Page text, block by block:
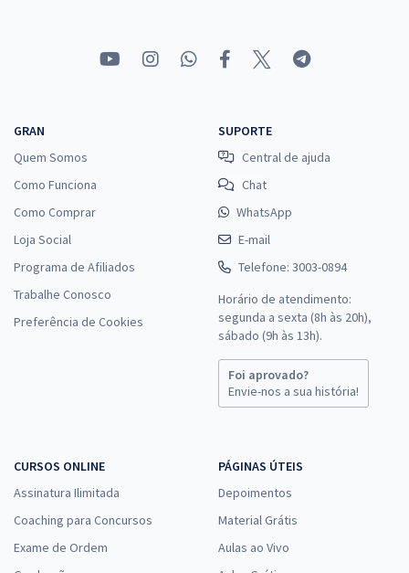
GRAN
Quem Somos
Como Funciona
Como Comprar
Loja Social
Programa de Afiliados
Trabalhe Conosco
Preferência de Cookies
SUPORTE
Central de ajuda
Chat
WhatsApp
E-mail
Telefone: 3003-0894
Horário de atendimento:
segunda a sexta (8h às 20h),
sábado (9h às 13h).
Foi aprovado?
Envie-nos a sua história!
CURSOS ONLINE
Assinatura Ilimitada
Coaching para Concursos
Exame de Ordem
PÁGINAS ÚTEIS
Depoimentos
Material Grátis
Aulas ao Vivo